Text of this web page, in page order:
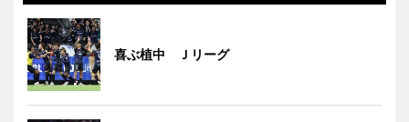
喜ぶ植中 Ｊリーグ